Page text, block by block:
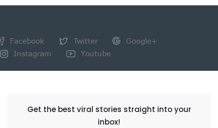
Facebook Twitter
Google+
Instagram
Youtube
Get the best viral stories straight into your
inbox!